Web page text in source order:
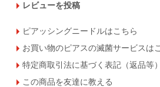
レビューを投稿
ピアッシングニードルはこちら
お買い物のピアスの滅菌サービスは
特定商取引法に基づく表記（返品等）
この商品を友達に教える